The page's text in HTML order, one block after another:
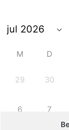
M D
29 30
6 7